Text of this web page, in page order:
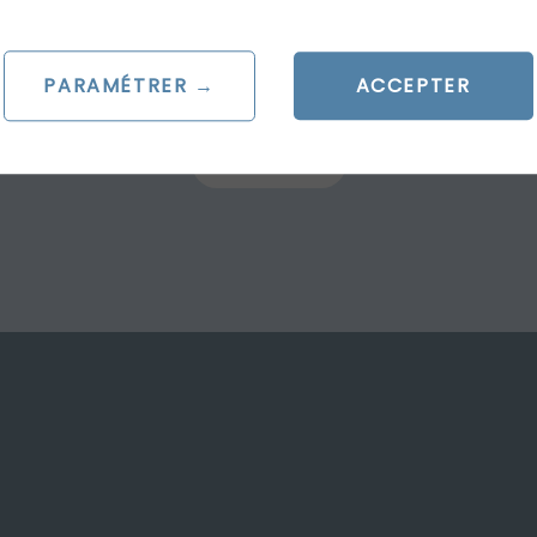
A FREE CUSTOM
PARAMÉTRER → ACCEPTER